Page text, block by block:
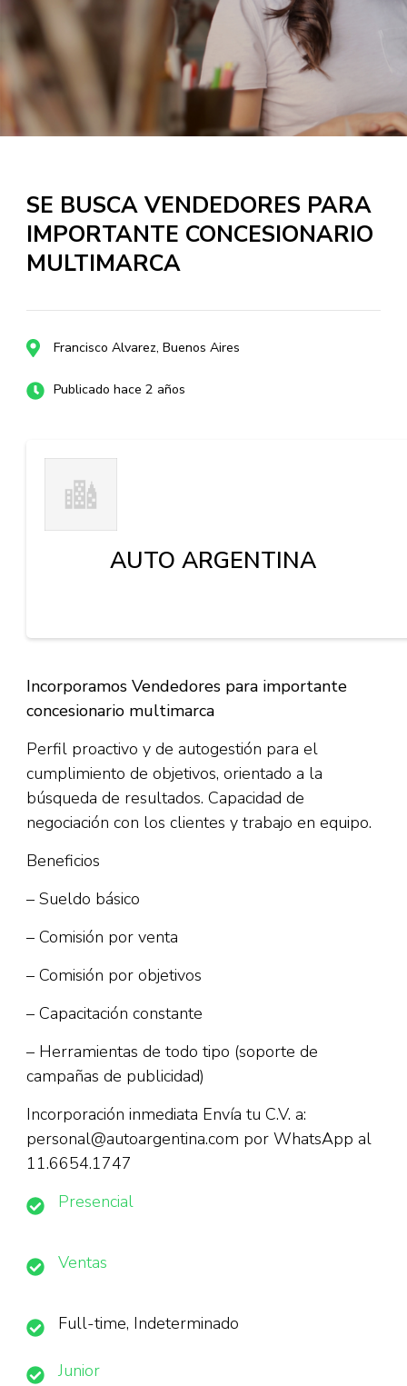
SE BUSCA VENDEDORES PARA
IMPORTANTE CONCESIONARIO
MULTIMARCA
Francisco Alvarez, Buenos Aires
Publicado hace 2 años
AUTO ARGENTINA
Incorporamos Vendedores para importante
concesionario multimarca
Perfil proactivo y de autogestión para el
cumplimiento de objetivos, orientado a la
búsqueda de resultados. Capacidad de
negociación con los clientes y trabajo en equipo.
Beneficios
– Sueldo básico
– Comisión por venta
– Comisión por objetivos
– Capacitación constante
– Herramientas de todo tipo (soporte de
campañas de publicidad)
Incorporación inmediata Envía tu C.V. a:
personal@autoargentina.com por WhatsApp al
11.6654.1747
Presencial
Ventas
Full-time, Indeterminado
Junior